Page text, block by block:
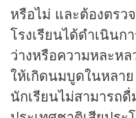
หรือไม่ และต้องตรว
โรงเรียนได้ดำเนิน
ว่างหรือความหละห
ให้เกิดนมบูดในหลาย
นักเรียนไม่สามารถ